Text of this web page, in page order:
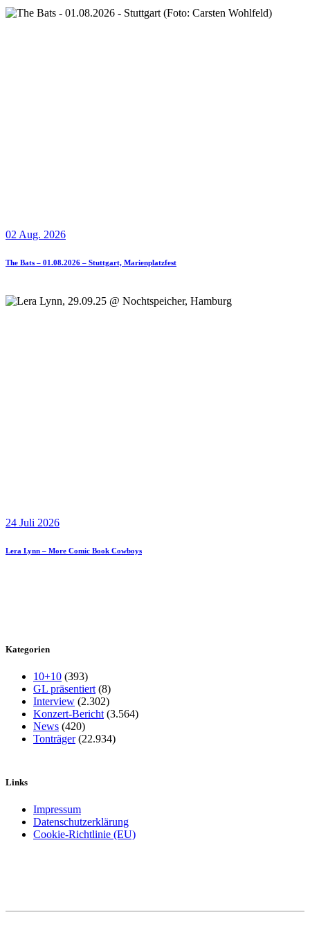
02 Aug. 2026
The Bats – 01.08.2026 – Stuttgart, Marienplatzfest
24 Juli 2026
Lera Lynn – More Comic Book Cowboys
Kategorien
10+10 (393)
GL präsentiert (8)
Interview (2.302)
Konzert-Bericht (3.564)
News (420)
Tonträger(22.934)
Links
Impressum
Datenschutzerklärung
Cookie-Richtlinie (EU)